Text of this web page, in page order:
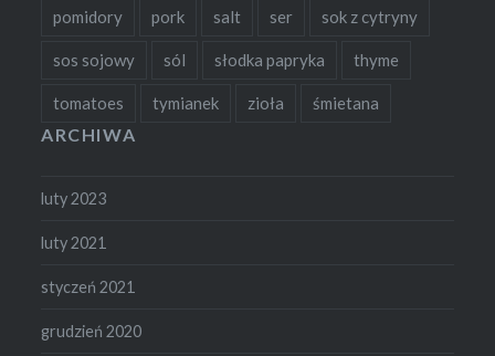
pomidory pork salt ser sok z cytryny
sos sojowy sól słodka papryka thyme
tomatoes tymianek zioła śmietana
ARCHIWA
luty 2023
luty 2021
styczeń 2021
grudzień 2020